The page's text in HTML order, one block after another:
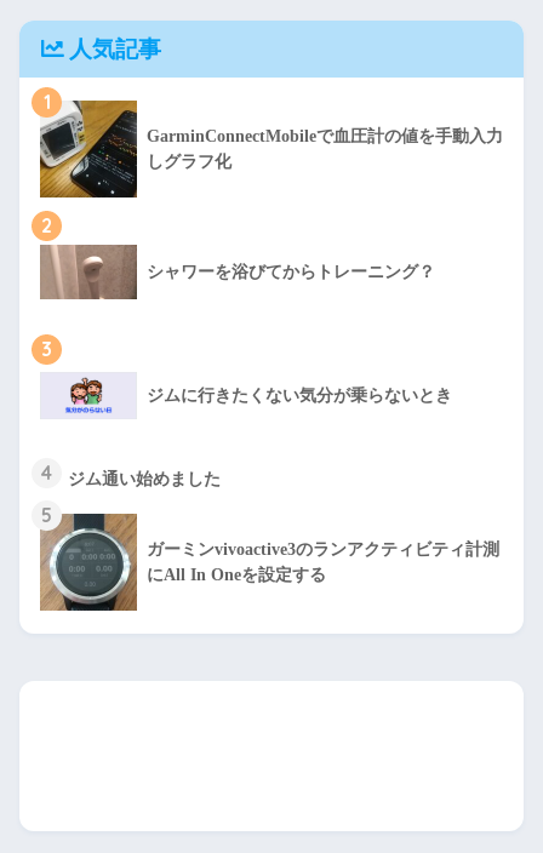
人気記事
1
GarminConnectMobileで血圧計の値を手動入力
しグラフ化
2
シャワーを浴びてからトレーニング？
3
ジムに行きたくない気分が乗らないとき
4 ジム通い始めました
5
ガーミンvivoactive3のランアクティビティ計測
にAll In Oneを設定する